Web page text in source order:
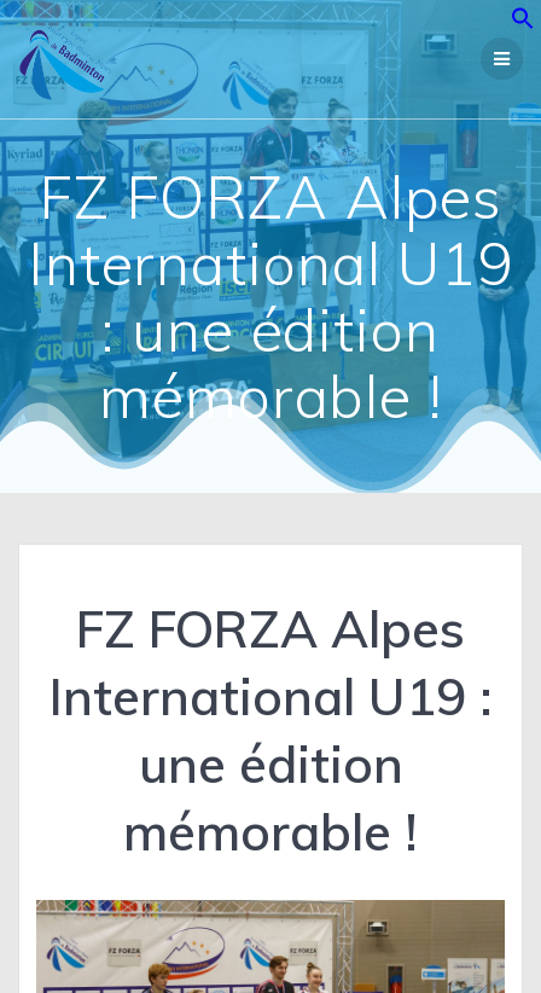
Passer
au
FZ FORZA Alpes
International U19
: une édition
mémorable !
FZ FORZA Alpes
International U19 :
une édition
mémorable !